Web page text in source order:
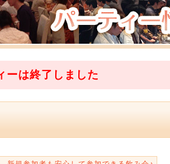
ーは終了 しました